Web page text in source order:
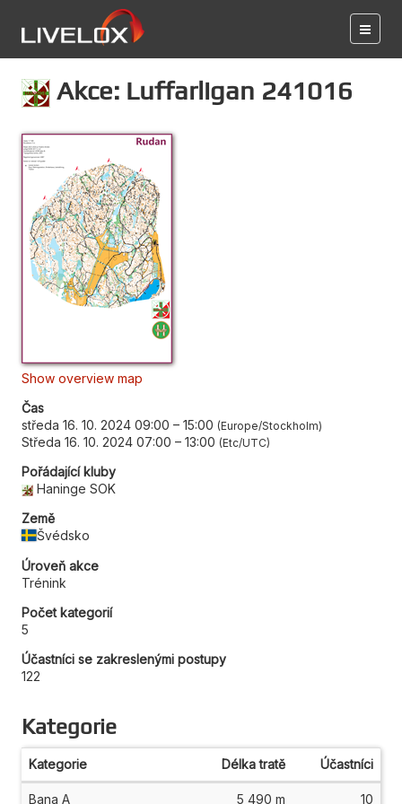
Akce: Luffarligan 241016
Show overview map
Čas
středa 16. 10. 2024 09:00 – 15:00 Europe/Stockholm
Středa 16. 10. 2024 07:00 – 13:00 Etc/UTC
Pořádající kluby
Haninge SOK
Země
Švédsko
Úroveň akce
Trénink
Počet kategorií
5
Účastníci se zakreslenými postupy
122
Kategorie
Kategorie Délka tratě Účastníci
Bana A 5 490 m 10